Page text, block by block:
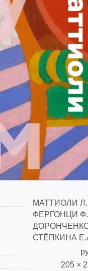
МАТТИОЛИ Л.
ФЕРГОНЦИ Ф.
СТЁПКИНА
205 ×